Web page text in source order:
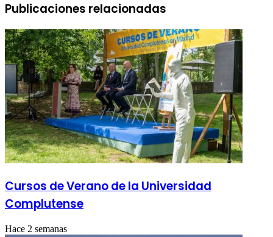
Publicaciones relacionadas
Cursos de Verano de la Universidad
Complutense
Hace 2 semanas